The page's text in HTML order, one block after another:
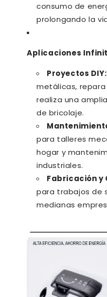
consumo de
prolongando la
Aplicaciones
Proyectos DIY:
metálicas,
realiza una
de bricolaje.
para talleres
hogar y
industriales.
Fabricación y
para trabajos de
medianas